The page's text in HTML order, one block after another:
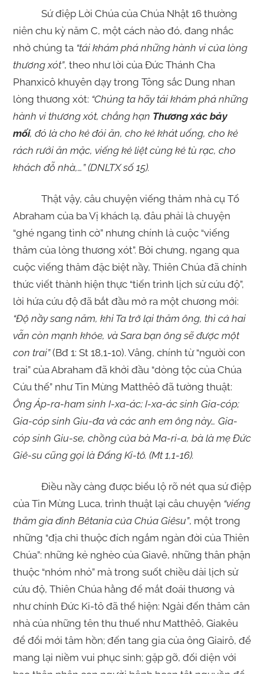
Sứ điệp Lời Chúa của Chúa Nhật 16 thường
niên chu kỳ năm C, một cách nào đó, đang nhắc
nhở chúng ta “tái khám phá những hành vi của lòng
thương xót”, theo như lời của Đức Thánh Cha
Phanxicô khuyên dạy trong Tông sắc Dung nhan
lòng thương xót: “Chúng ta hãy tái khám phá những
hành vi thương xót, chẳng hạn Thương xác bảy
mối, đó là cho kẻ đói ăn, cho kẻ khát uống, cho kẻ
rách rưới ăn mặc, viếng kẻ liệt cùng kẻ tù rạc, cho
khách đỗ nhà,…” (DNLTX số 15).
Thật vậy, câu chuyện viếng thăm nhà cụ Tổ
Abraham của ba Vị khách lạ, đâu phải là chuyện
“ghé ngang tình cờ” nhưng chính là cuộc “viếng
thăm của lòng thương xót”. Bởi chưng, ngang qua
cuộc viếng thăm đặc biệt nầy, Thiên Chúa đã chính
thức viết thành hiện thực “tiến trình lịch sử cứu độ”,
lời hứa cứu độ đã bắt đầu mở ra một chương mới:
“Độ nầy sang năm, khi Ta trở lại thăm ông, thì cả hai
vẫn còn mạnh khỏe, và Sara bạn ông sẽ được một
con trai”(Bđ 1: St 18,1-10). Vâng, chính từ “người con
trai” của Abraham đã khởi đầu “dòng tộc của Chúa
Cứu thế” như Tin Mừng Matthêô đã tường thuật:
Ông Áp-ra-ham sinh I-xa-ác; I-xa-ác sinh Gia-cóp;
Gia-cóp sinh Giu-đa và các anh em ông này… Gia-
cóp sinh Giu-se, chồng của bà Ma-ri-a, bà là mẹ Đức
Giê-su cũng gọi là Đấng Ki-tô. (Mt 1,1-16).
Điều nầy càng được biểu lộ rõ nét qua sứ điệp
của Tin Mừng Luca, trình thuật lại câu chuyện “viếng
thăm gia đình Bêtania của Chúa Giêsu”, một trong
những “địa chỉ thuộc đích ngắm ngàn đời của Thiên
Chúa”: những kẻ nghèo của Giavê, những thân phận
thuộc “nhóm nhỏ” mà trong suốt chiều dài lịch sử
cứu độ, Thiên Chúa hằng để mắt đoái thương và
như chính Đức Ki-tô đã thể hiện: Ngài đến thăm căn
nhà của những tên thu thuế như Matthêô, Giakêu
để đổi mới tâm hồn; đến tang gia của ông Giairô, để
mang lại niềm vui phục sinh; gặp gỡ, đối diện với